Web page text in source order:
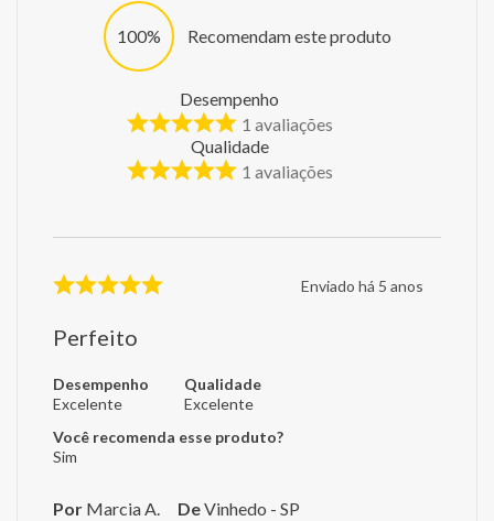
100% Recomendam este produto
Desempenho
1 avaliações
Qualidade
1 avaliações
Enviado há 5 anos
Perfeito
Desempenho
Excelente
Qualidade
Excelente
Você recomenda esse produto?
Sim
Por Marcia A. DeVinhedo - SP